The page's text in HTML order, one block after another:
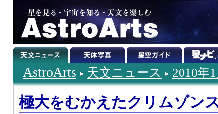
AstroArts 天文ニュース 2010年
極大をむかえたクリムゾン